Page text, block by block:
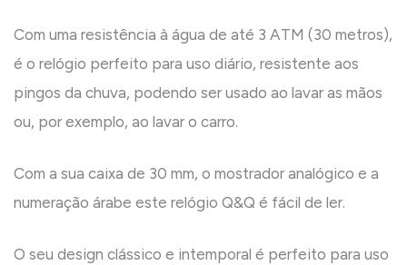
Com uma resistência à água de até 3 ATM (30 metros),
é o relógio perfeito para uso diário, resistente aos
pingos da chuva, podendo ser usado ao lavar as mãos
ou, por exemplo, ao lavar o carro.
Com a sua caixa de 30 mm, o mostrador analógico e a
numeração árabe este relógio Q&Q é fácil de ler.
O seu design clássico e intemporal é perfeito para uso